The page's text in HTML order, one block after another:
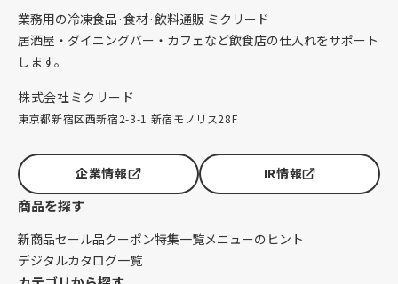
業務用の冷凍食品·食材·飲料通販 ミクリード
居酒屋・ダイニングバー・カフェなど飲食店の仕入れをサポート
します。
株式会社ミクリード
東京都新宿区西新宿2-3-1 新宿モノリス28F
企業情報 IR情報
商品を探す
新商品セール品クーポン特集一覧メニューのヒント
デジタルカタログ一覧